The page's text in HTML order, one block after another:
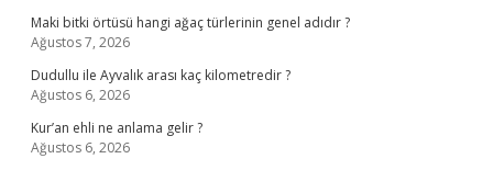
Maki bitki örtüsü hangi ağaç türlerinin genel adıdır ?
Ağustos 7, 2026
Dudullu ile Ayvalık arası kaç kilometredir ?
Ağustos 6, 2026
Kur’an ehli ne anlama gelir ?
Ağustos 6, 2026